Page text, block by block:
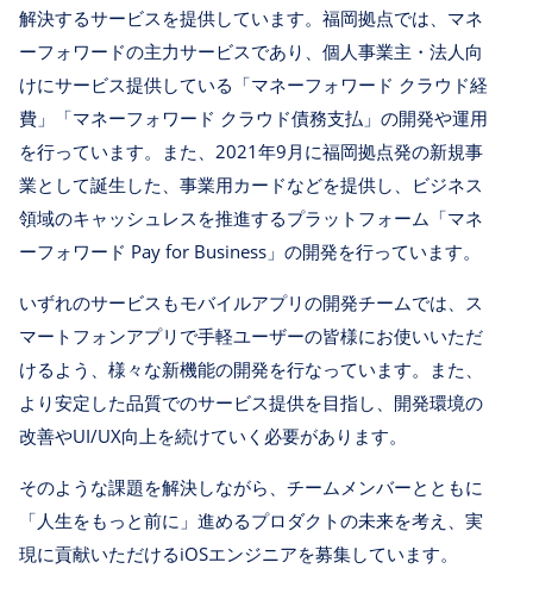
解決するサービスを提供しています。福岡拠点では、マネ
ーフォワードの主力サービスであり、個人事業主・法人向
けにサービス提供している「マネーフォワード クラウド経
費」「マネーフォワード クラウド債務支払」の開発や運用
を行っています。また、2021年9月に福岡拠点発の新規事
業として誕生した、事業用カードなどを提供し、ビジネス
領域のキャッシュレスを推進するプラットフォーム「マネ
ーフォワード Pay for Business」の開発を行っています。
いずれのサービスもモバイルアプリの開発チームでは、ス
マートフォンアプリで手軽ユーザーの皆様にお使いいただ
けるよう、様々な新機能の開発を行なっています。また、
より安定した品質でのサービス提供を目指し、開発環境の
改善やUI/UX向上を続けていく必要があります。
そのような課題を解決しながら、チームメンバーとともに
「人生をもっと前に」進めるプロダクトの未来を考え、実
現に貢献いただけるiOSエンジニアを募集しています。